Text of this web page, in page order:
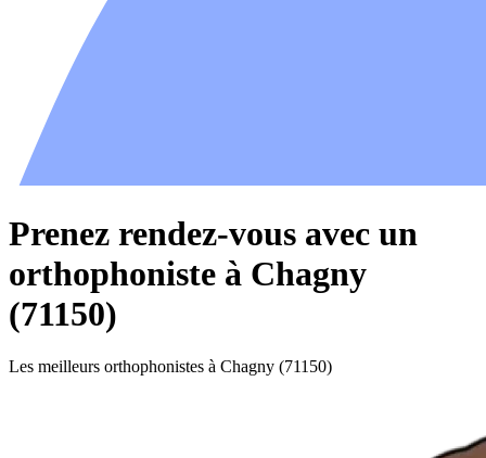
Prenez rendez-vous avec un
orthophoniste à Chagny
(71150)
Les meilleurs orthophonistes à Chagny (71150)